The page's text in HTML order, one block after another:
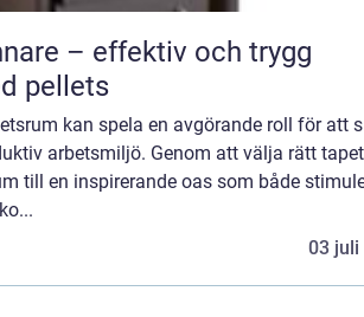
– effektiv och trygg
pellets
kan spela en avgörande roll för att
arbetsmiljö. Genom att välja rätt
till en inspirerande oas som både
03 juli